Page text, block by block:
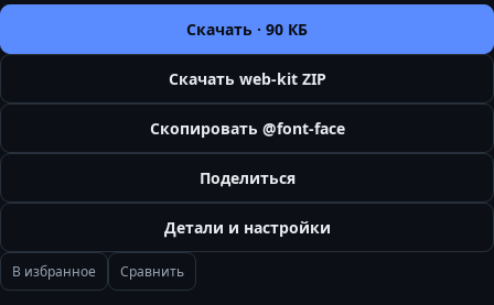
Скачать · 90 КБ
Скачать web-kit ZIP
Скопировать @font-face
Поделиться
Детали и настройки
В избранное Сравнить